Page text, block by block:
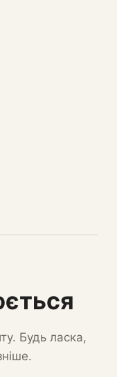
Будь ласка,